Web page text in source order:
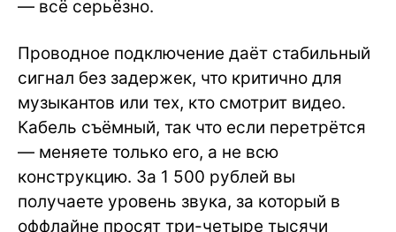
— всё серьёзно.
Проводное подключение даёт стабильный
сигнал без задержек, что критично для
музыкантов или тех, кто смотрит видео.
Кабель съёмный, так что если перетрётся
— меняете только его, а не всю
конструкцию. За 1 500 рублей вы
получаете уровень звука, за который в
оффлайне просят три-четыре тысячи